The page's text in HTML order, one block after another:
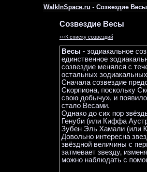
WalkInSpace.ru- Созвездие Весы
Созвездие Весы
‹‹‹К списку созвездий
Весы - зодиакальное
единственное
созвездие менялся с
остальных
Сначала созвездие
Скорпиона, поскольку
свою добычу», и
стало Весами.
Однако до сих пор
Генуби (или Киффа
Зубен Эль Хамали (или
Довольно интересна
звёздной величины с
затмевает звезду,
можно наблюдать с